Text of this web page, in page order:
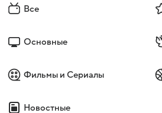
Все
Основные
Фильмы и Сериалы
Новостные